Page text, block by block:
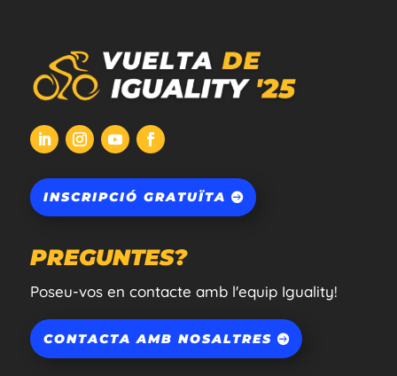
INSCRIPCIÓ GRATUÏTA
PREGUNTES?
Poseu-vos en contacte amb l'equip Iguality!
CONTACTA AMB NOSALTRES